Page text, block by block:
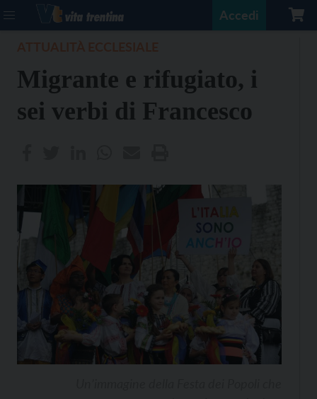
Accedi
Migrante e rifugiato, i
sei verbi di Francesco